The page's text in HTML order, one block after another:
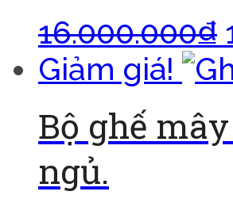
16.000.000₫
Giảm giá!
Bộ ghế
ngủ.